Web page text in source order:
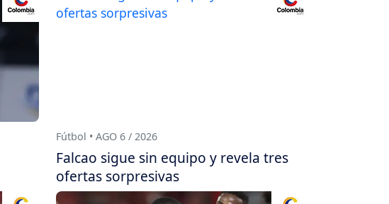
Fútbol • AGO 6 / 2026
Falcao sigue sin equipo y revela tres
ofertas sorpresivas